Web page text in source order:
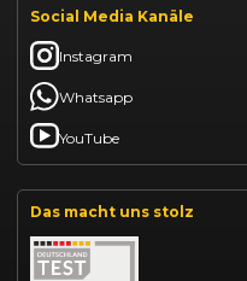
Social Media Kanäle
Instagram
Whatsapp
YouTube
Das macht uns stolz